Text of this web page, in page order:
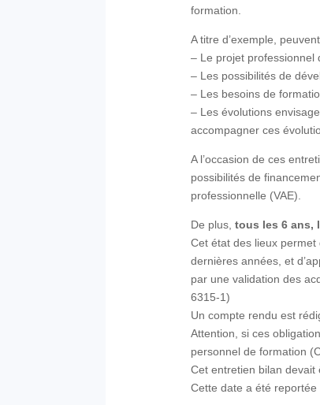
formation.
A titre d’exemple,
– Le projet professionnel
– Les possibilités de
– Les besoins de
– Les évolutions
accompagner ces
A l’occasion de ces
possibilités de
professionnelle (VAE).
De plus, tous les 6 ans,
Cet état des lieux
dernières années, et
par une validation des
6315-1)
Un compte rendu est
Attention, si ces
personnel de formation
Cet entretien bilan devait
Cette date a été reportée